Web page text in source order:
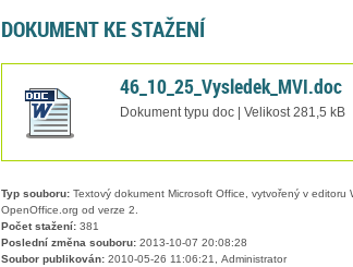
DOKUMENT KE STAŽENÍ
46_10_25_Vysledek_MVI.doc
Dokument typu doc | Velikost 281,5 kB
Typ souboru: Textový dokument Microsoft Office, vytvořený v
OpenOffice.org od verze 2.
Počet stažení: 381
Poslední změna souboru: 2013-10-07 20:08:28
Soubor publikován: 2010-05-26 11:06:21, Administrator